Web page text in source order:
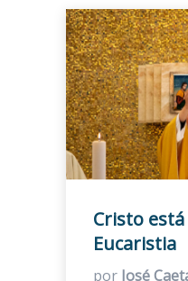
Cristo
Eucaristia
por José